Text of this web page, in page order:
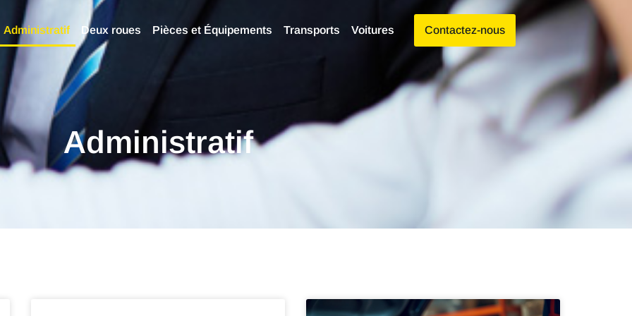
Administratif Deux roues Pièces et Équipements Transports Voitures Contactez-nous
Administratif